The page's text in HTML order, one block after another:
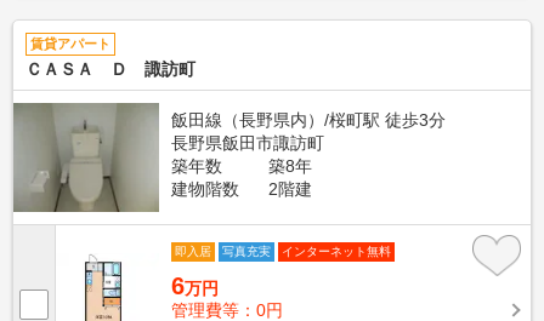
賃貸アパート
ＣＡＳＡ Ｄ 諏訪町
飯田線（長野県内）/桜町駅 徒歩3分
長野県飯田市諏訪町
築年数
築8年
建物階数
2階建
即入居 写真充実 インターネット無料
6万円
管理費等：0円